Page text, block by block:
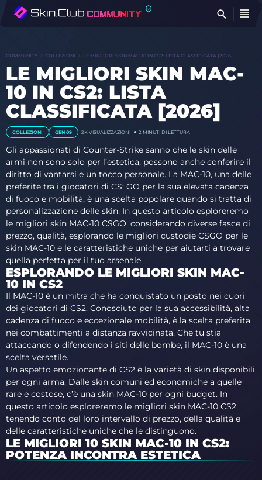
COMMUNITY COLLEZIONI LE MIGLIORI SKIN MAC-10 IN CS2: LISTA CLASSIFICATA [2026]
LE MIGLIORI SKIN MAC-
10 IN CS2: LISTA
CLASSIFICATA [2026]
COLLEZIONI GEN 09 2K VISUALIZZAZIONI 2 MINUTI DI LETTURA
Gli appassionati di Counter-Strike sanno che le skin delle
armi non sono solo per l’estetica; possono anche conferire il
diritto di vantarsi e un tocco personale. La MAC-10, una delle
preferite tra i giocatori di CS: GO per la sua elevata cadenza
di fuoco e mobilità, è una scelta popolare quando si tratta di
personalizzazione delle skin. In questo articolo esploreremo
le migliori skin MAC-10 CSGO, considerando diverse fasce di
prezzo, qualità, esplorando le migliori custodie CSGO per le
skin MAC-10 e le caratteristiche uniche per aiutarti a trovare
quella perfetta per il tuo arsenale.
ESPLORANDO LE MIGLIORI SKIN MAC-
10 IN CS2
Il MAC-10 è un mitra che ha conquistato un posto nei cuori
dei giocatori di CS2. Conosciuto per la sua accessibilità, alta
cadenza di fuoco e eccezionale mobilità, è la scelta preferita
nei combattimenti a distanza ravvicinata. Che tu stia
attaccando o difendendo i siti delle bombe, il MAC-10 è una
scelta versatile.
Un aspetto emozionante di CS2 è la varietà di skin disponibili
per ogni arma. Dalle skin comuni ed economiche a quelle
rare e costose, c’è una skin MAC-10 per ogni budget. In
questo articolo esploreremo le migliori skin MAC-10 CS2,
tenendo conto del loro intervallo di prezzo, della qualità e
delle caratteristiche uniche che le distinguono.
LE MIGLIORI 10 SKIN MAC-10 IN CS2:
POTENZA INCONTRA ESTETICA